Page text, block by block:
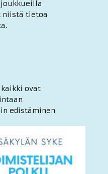
niistä tietoa
ovat
edistäminen